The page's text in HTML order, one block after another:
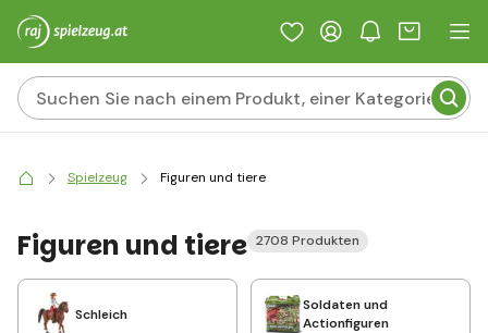
Spielzeug Figuren und tiere
Figuren und tiere 2708 Produkten
Schleich
Soldaten und
Actionfiguren